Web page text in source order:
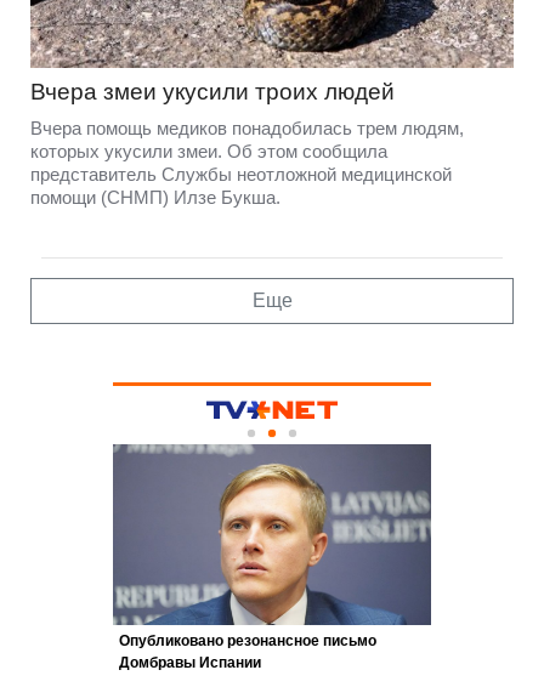
Вчера змеи укусили троих людей
Вчера помощь медиков понадобилась трем людям,
которых укусили змеи. Об этом сообщила
представитель Службы неотложной медицинской
помощи (СНМП) Илзе Букша.
Еще